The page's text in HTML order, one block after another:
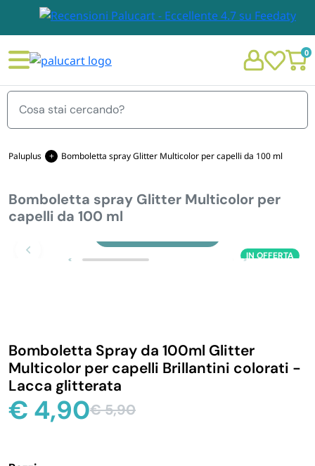
0
Menu
STOVIGLIE E TOVAGLIOLI
GIARDINO E ARREDO PER ESTERNO
CASA E PERSONA
FERRAMENTA E LINEA AUTO
Chi siamo
Personalizzazione Monouso
Paluplus Bomboletta spray Glitter Multicolor per capelli da 100 ml
Bomboletta spray Glitter Multicolor per
capelli da 100 ml
IN OFFERTA
Zoom
Bomboletta Spray da 100ml Glitter
Multicolor per capelli Brillantini colorati -
Lacca glitterata
€5,90
Il
€ 4,90
Il